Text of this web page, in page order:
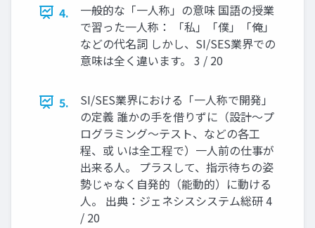
4.
一般的な「一人称」の意味 国語の授業
で習った一人称： 「私」「僕」「俺」
などの代名詞 しかし、SI/SES業界での
意味は全く違います。 3 / 20
5.
SI/SES業界における「一人称で開発」
の定義 誰かの手を借りずに（設計～プ
ログラミング～テスト、などの各工
程、或 いは全工程で）一人前の仕事が
出来る人。 プラスして、指示待ちの姿
勢じゃなく自発的（能動的）に動ける
人。 出典：ジェネシスシステム総研 4
/ 20